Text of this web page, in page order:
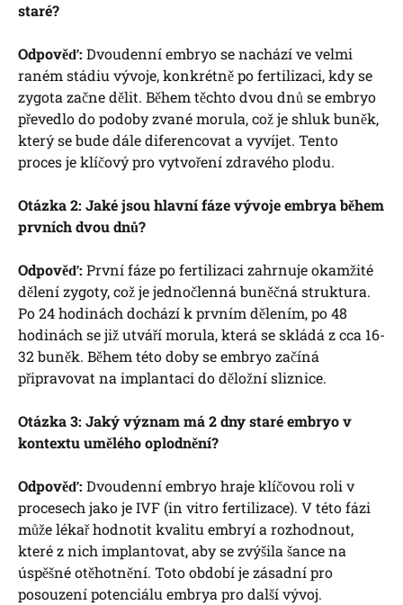
staré?
Odpověď: Dvoudenní embryo se nachází ve velmi
raném stádiu vývoje, konkrétně po fertilizaci, kdy se
zygota začne dělit. Během těchto dvou dnů se embryo
převedlo do podoby zvané morula, což je shluk buněk,
který se bude dále diferencovat a vyvíjet. Tento
proces je klíčový pro vytvoření zdravého plodu.
Otázka 2: Jaké jsou hlavní fáze vývoje embrya během
prvních dvou dnů?
Odpověď: První fáze po fertilizaci zahrnuje okamžité
dělení zygoty, což je jednočlenná buněčná struktura.
Po 24 hodinách dochází k prvním dělením, po 48
hodinách se již utváří morula, která se skládá z cca 16-
32 buněk. Během této doby se embryo začíná
připravovat na implantaci do děložní sliznice.
Otázka 3: Jaký význam má 2 dny staré embryo v
kontextu umělého oplodnění?
Odpověď: Dvoudenní embryo hraje klíčovou roli v
procesech jako je IVF (in vitro fertilizace). V této fázi
může lékař hodnotit kvalitu embryí a rozhodnout,
které z nich implantovat, aby se zvýšila šance na
úspěšné otěhotnění. Toto období je zásadní pro
posouzení potenciálu embrya pro další vývoj.